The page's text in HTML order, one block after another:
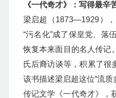
《一代奇才》：写得最辛
梁启超（1873—1929）
“污名化”成了保皇党、落
恢复本来面目的名人传记
氏后裔访谈等，积累了很
该书描述梁启超这位“流
传记文学《一代奇才》，